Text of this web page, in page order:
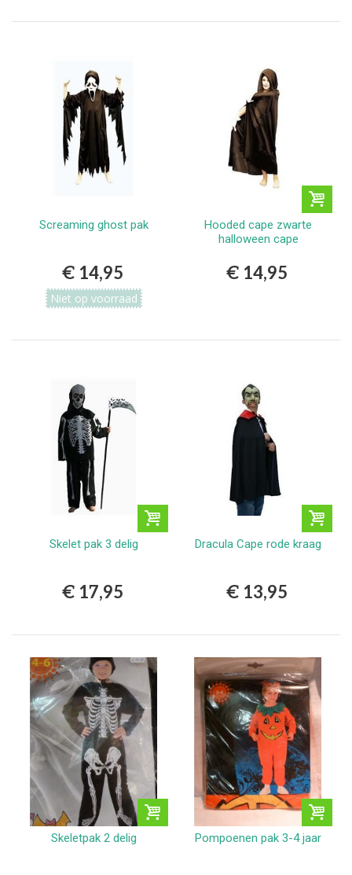
Screaming ghost pak
€ 14,95
Niet op voorraad
Hooded cape zwarte
halloween cape
€ 14,95
Skelet pak 3 delig
€ 17,95
Dracula Cape rode kraag
€ 13,95
Skeletpak 2 delig Pompoenen pak 3-4 jaar